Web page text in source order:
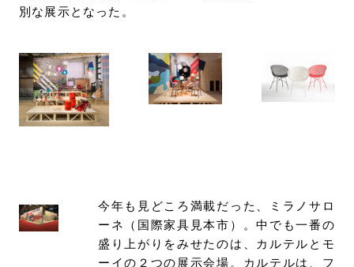
別な展示となった。
今年も見どころ満載だった、ミラノサロ
ーネ（国際家具見本市）。中でも一番の
盛り上がりをみせたのは、カルテルとモ
ーイの２つの展示会場。カルテルは、フ